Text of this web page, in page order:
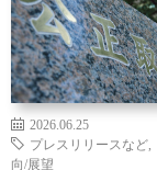
2026.06.25
プレスリリースなど
向/展望